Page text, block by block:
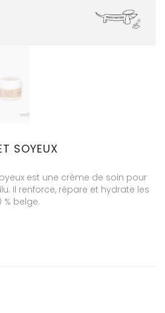
SOYEUX
est une crème de soin pour
Il renforce, répare et hydrate les
% belge.